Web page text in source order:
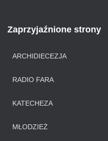
Zaprzyjaźnione strony
ARCHIDIECEZJA
RADIO FARA
KATECHEZA
MŁODZIEŻ